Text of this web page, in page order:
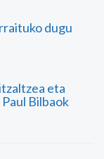
dugu
eta
Bilbaok